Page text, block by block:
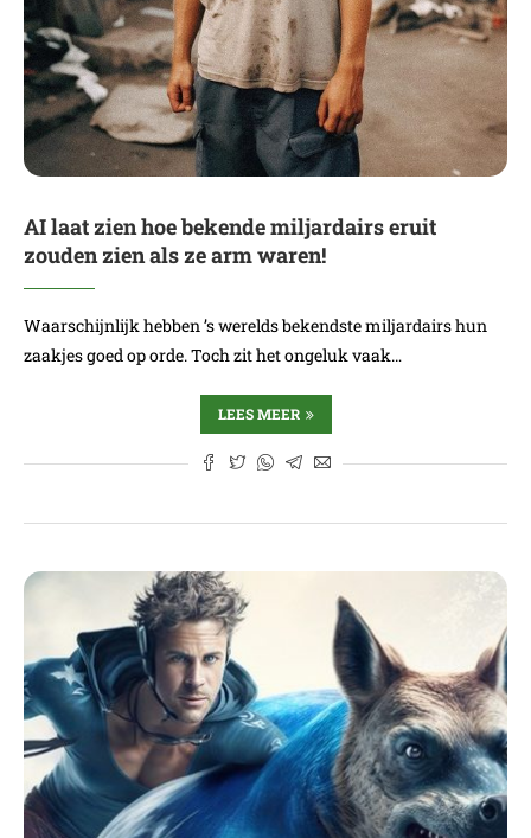
AI laat zien hoe bekende miljardairs eruit
zouden zien als ze arm waren!
Waarschijnlijk hebben ’s werelds bekendste miljardairs hun
zaakjes goed op orde. Toch zit het ongeluk vaak…
LEES MEER